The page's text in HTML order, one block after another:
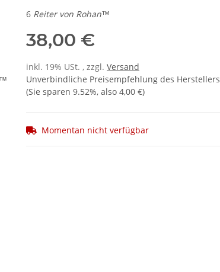
6 Reiter von Rohan™
38,00 €
inkl. 19% USt. , zzgl. Versand
Unverbindliche Preisempfehlung des Herstellers
(Sie sparen 9.52%, also 4,00 €)
Momentan nicht verfügbar